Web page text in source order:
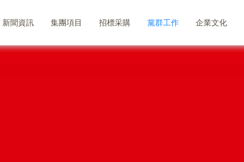
新聞資訊 集團項目 招標采購 黨群工作 企業文化